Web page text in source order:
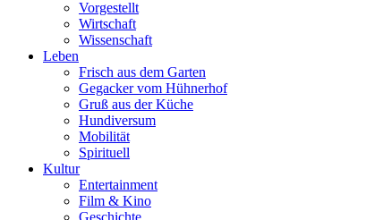
Vorgestellt
Wirtschaft
Wissenschaft
Leben
Frisch aus dem Garten
Gegacker vom Hühnerhof
Gruß aus der Küche
Hundiversum
Mobilität
Spirituell
Kultur
Entertainment
Film & Kino
Geschichte